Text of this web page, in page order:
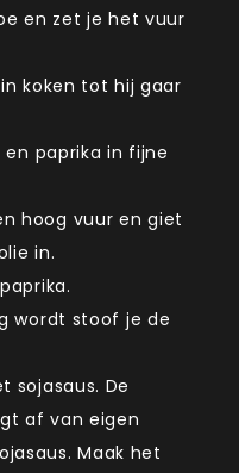
en zet je het vuur
koken tot hij gaar
en paprika in fijne
hoog vuur en giet
in.
wordt stoof je de
sojasaus. De
af van eigen
Maak het